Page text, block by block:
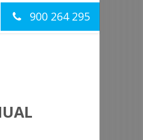
900 264 295